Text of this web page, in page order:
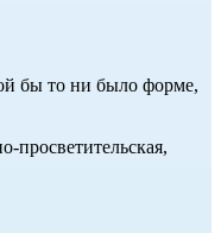
бы то ни было форме,
просветительская,